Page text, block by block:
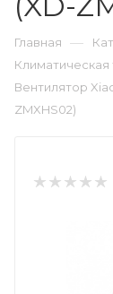
Главная —
Климатическая
Вентилятор
ZMXHS02)